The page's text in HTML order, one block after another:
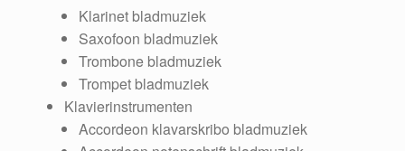
Klarinet bladmuziek
Saxofoon bladmuziek
Trombone bladmuziek
Trompet bladmuziek
Klavierinstrumenten
Accordeon klavarskribo bladmuziek